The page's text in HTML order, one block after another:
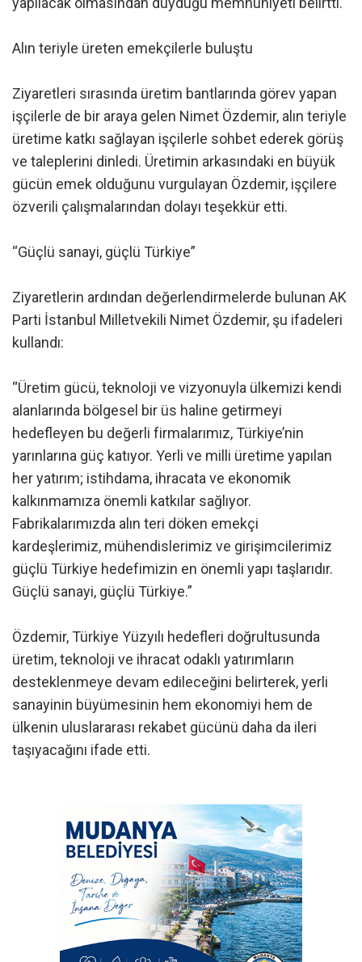
Alın teriyle üreten emekçilerle buluştu
Ziyaretleri sırasında üretim bantlarında görev yapan
işçilerle de bir araya gelen Nimet Özdemir, alın teriyle
üretime katkı sağlayan işçilerle sohbet ederek görüş
ve taleplerini dinledi. Üretimin arkasındaki en büyük
gücün emek olduğunu vurgulayan Özdemir, işçilere
özverili çalışmalarından dolayı teşekkür etti.
“Güçlü sanayi, güçlü Türkiye”
Ziyaretlerin ardından değerlendirmelerde bulunan AK
Parti İstanbul Milletvekili Nimet Özdemir, şu ifadeleri
kullandı:
“Üretim gücü, teknoloji ve vizyonuyla ülkemizi kendi
alanlarında bölgesel bir üs haline getirmeyi
hedefleyen bu değerli firmalarımız, Türkiye’nin
yarınlarına güç katıyor. Yerli ve milli üretime yapılan
her yatırım; istihdama, ihracata ve ekonomik
kalkınmamıza önemli katkılar sağlıyor.
Fabrikalarımızda alın teri döken emekçi
kardeşlerimiz, mühendislerimiz ve girişimcilerimiz
güçlü Türkiye hedefimizin en önemli yapı taşlarıdır.
Güçlü sanayi, güçlü Türkiye.”
Özdemir, Türkiye Yüzyılı hedefleri doğrultusunda
üretim, teknoloji ve ihracat odaklı yatırımların
desteklenmeye devam edileceğini belirterek, yerli
sanayinin büyümesinin hem ekonomiyi hem de
ülkenin uluslararası rekabet gücünü daha da ileri
taşıyacağını ifade etti.